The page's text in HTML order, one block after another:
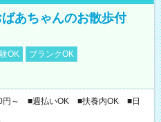
ばあちゃんのお散歩付
OK
ブランクOK
円～ ■週払いOK ■扶養内OK ■日